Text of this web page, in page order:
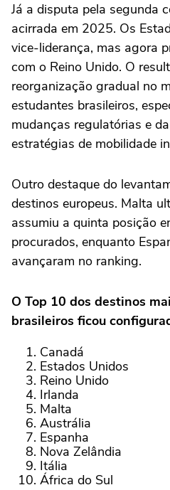
Já a disputa pela segunda
acirrada em 2025. Os
vice-liderança, mas agora
com o Reino Unido. O
reorganização gradual no
estudantes brasileiros,
mudanças regulatórias e
estratégias de mobilidade
Outro destaque do
destinos europeus. Malta
assumiu a quinta posição
procurados, enquanto
avançaram no ranking.
O Top 10 dos destinos
brasileiros ficou
Canadá
Estados Unidos
Reino Unido
Irlanda
Malta
Austrália
Espanha
Nova Zelândia
Itália
África do Sul